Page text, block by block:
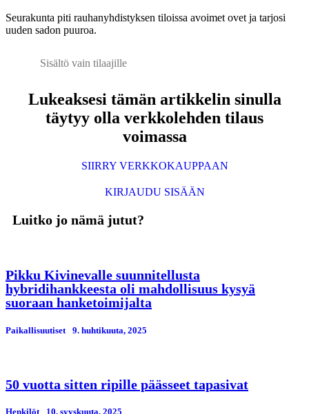
Seurakunta piti rauhanyhdistyksen tiloissa avoimet ovet ja tarjosi
uuden sadon puuroa.
Sisältö vain tilaajille
Lukeaksesi tämän artikkelin sinulla
täytyy olla verkkolehden tilaus
voimassa
SIIRRY VERKKOKAUPPAAN
KIRJAUDU SISÄÄN
Luitko jo nämä jutut?
Pikku Kivinevalle suunnitellusta
hybridihankkeesta oli mahdollisuus kysyä
suoraan hanketoimijalta
Paikallisuutiset 9. huhtikuuta, 2025
50 vuotta sitten ripille päässeet tapasivat
Henkilöt 10. syyskuuta, 2025